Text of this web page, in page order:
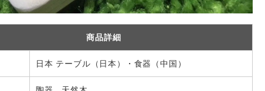
商品詳細
日本 テーブル（日本）・食器（中国）